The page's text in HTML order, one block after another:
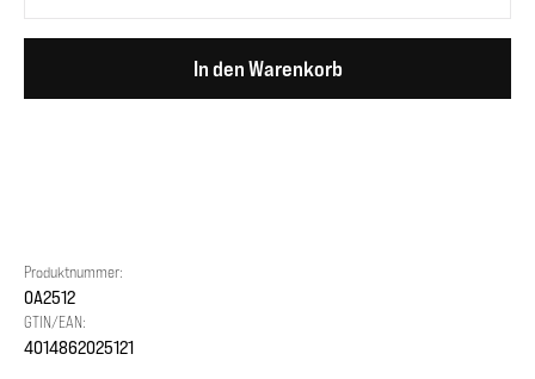
In den Warenkorb
Produktnummer:
OA2512
GTIN/EAN:
4014862025121